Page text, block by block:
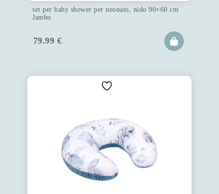
set per baby shower per neonato, nido 90×60 cm
Jambo
79.99 €